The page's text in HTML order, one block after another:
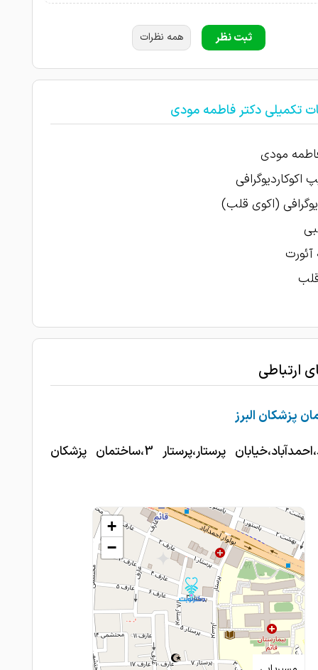
ثبت نظر همه نظرات
تکمیلی دکتر فاطمه مودی
مودی
اکوکاردیوگرافی
(اکوی قلب)
ارتباطی
پزشکان البرز
مشهد،احمدآباد،خیابان پرستار،پرستار 3،ساختمان پزشکان
+
−